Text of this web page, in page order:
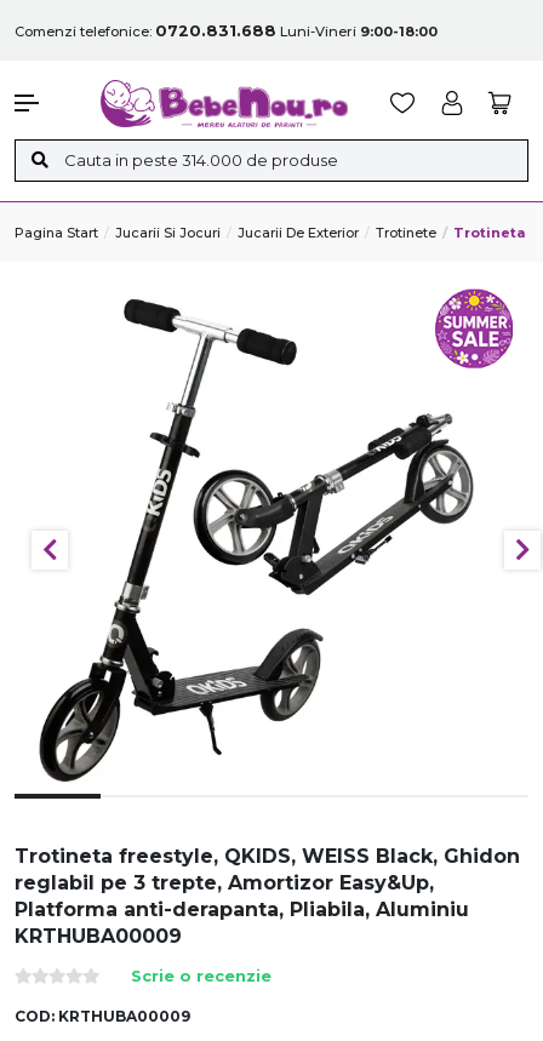
Comenzi telefonice: 0720.831.688 Luni-Vineri 9:00-18:00
Pagina Start Jucarii Si Jocuri Jucarii De Exterior Trotinete Trotineta
Trotineta freestyle, QKIDS, WEISS Black, Ghidon
reglabil pe 3 trepte, Amortizor Easy&Up,
Platforma anti-derapanta, Pliabila, Aluminiu
KRTHUBA00009
Scrie o recenzie
COD: KRTHUBA00009